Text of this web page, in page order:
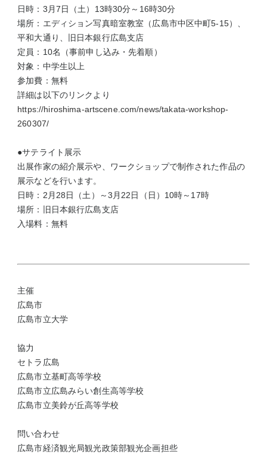
日時：3月7日（土）13時30分～16時30分
場所：エディション写真暗室教室（広島市中区中町5-15）、
平和大通り、旧日本銀行広島支店
定員：10名（事前申し込み・先着順）
対象：中学生以上
参加費：無料
詳細は以下のリンクより
https://hiroshima-artscene.com/news/takata-workshop-
260307/
●サテライト展示
出展作家の紹介展示や、ワークショップで制作された作品の
展示などを行います。
日時：2月28日（土）～3月22日（日）10時～17時
場所：旧日本銀行広島支店
入場料：無料
主催
広島市
広島市立大学
協力
セトラ広島
広島市立基町高等学校
広島市立広島みらい創生高等学校
広島市立美鈴が丘高等学校
問い合わせ
広島市経済観光局観光政策部観光企画担些